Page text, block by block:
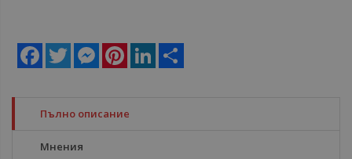
Facebook
Twitter MessengerPinterestLinkedIn
Пълно описание
Мнения